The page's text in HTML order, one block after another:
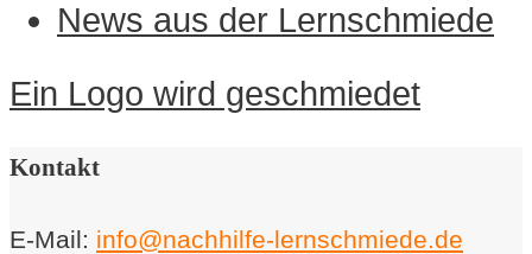
News aus der Lernschmiede
Navigation
eines
Ein Logo wird geschmiedet
Kontakt
E-Mail: info@nachhilfe-lernschmiede.de